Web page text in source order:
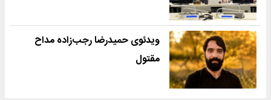
ویدئوی حمیدرضا رجب‌زاده مداح
مقتول